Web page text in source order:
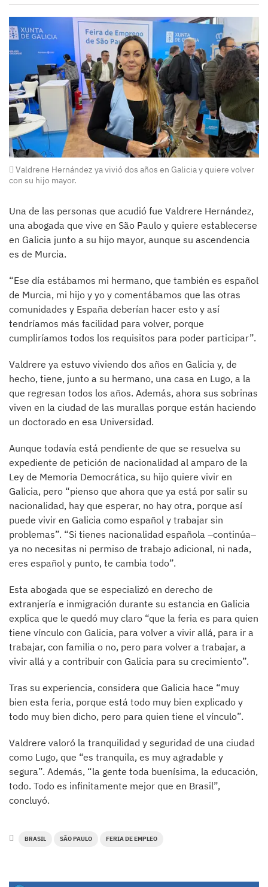
Valdrene Hernández ya vivió dos años en Galicia y quiere volver
con su hijo mayor.
Una de las personas que acudió fue Valdrere Hernández,
una abogada que vive en São Paulo y quiere establecerse
en Galicia junto a su hijo mayor, aunque su ascendencia
es de Murcia.
“Ese día estábamos mi hermano, que también es español
de Murcia, mi hijo y yo y comentábamos que las otras
comunidades y España deberían hacer esto y así
tendríamos más facilidad para volver, porque
cumpliríamos todos los requisitos para poder participar”.
Valdrere ya estuvo viviendo dos años en Galicia y, de
hecho, tiene, junto a su hermano, una casa en Lugo, a la
que regresan todos los años. Además, ahora sus sobrinas
viven en la ciudad de las murallas porque están haciendo
un doctorado en esa Universidad.
Aunque todavía está pendiente de que se resuelva su
expediente de petición de nacionalidad al amparo de la
Ley de Memoria Democrática, su hijo quiere vivir en
Galicia, pero “pienso que ahora que ya está por salir su
nacionalidad, hay que esperar, no hay otra, porque así
puede vivir en Galicia como español y trabajar sin
problemas”. “Si tienes nacionalidad española –continúa–
ya no necesitas ni permiso de trabajo adicional, ni nada,
eres español y punto, te cambia todo”.
Esta abogada que se especializó en derecho de
extranjería e inmigración durante su estancia en Galicia
explica que le quedó muy claro “que la feria es para quien
tiene vínculo con Galicia, para volver a vivir allá, para ir a
trabajar, con familia o no, pero para volver a trabajar, a
vivir allá y a contribuir con Galicia para su crecimiento”.
Tras su experiencia, considera que Galicia hace “muy
bien esta feria, porque está todo muy bien explicado y
todo muy bien dicho, pero para quien tiene el vínculo”.
Valdrere valoró la tranquilidad y seguridad de una ciudad
como Lugo, que “es tranquila, es muy agradable y
segura”. Además, “la gente toda buenísima, la educación,
todo. Todo es infinitamente mejor que en Brasil”,
concluyó.
BRASIL SÃO PAULO FERIA DE EMPLEO